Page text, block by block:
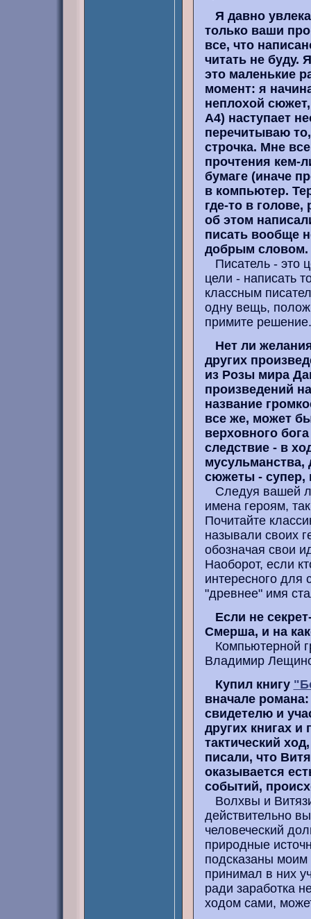
Я давно
только ваши
все, что
читать не буду.
это маленькие
момент: я
неплохой
А4) наступает
перечитываю
строчка. Мне
прочтения кем-
бумаге (иначе
в компьютер.
где-то в
об этом
писать вообще
добрым словом.
Писатель - это
цели - написать
классным
одну вещь,
примите решение.
Нет ли
других
из Розы мира
произведений
название
все же, может
верховного
следствие - в
мусульманства,
сюжеты - супер,
Следуя вашей
имена героям,
Почитайте
называли своих
обозначая свои
Наоборот, если
интересного для
"древнее" имя
Если не
Смерша, и на
Компьютерной
Владимир
Купил книгу
вначале
свидетелю и
других книгах
тактический
писали, что
оказывается
событий,
Волхвы и
действительно
человеческий
природные
подсказаны
принимал в них
ради заработка
ходом сами,